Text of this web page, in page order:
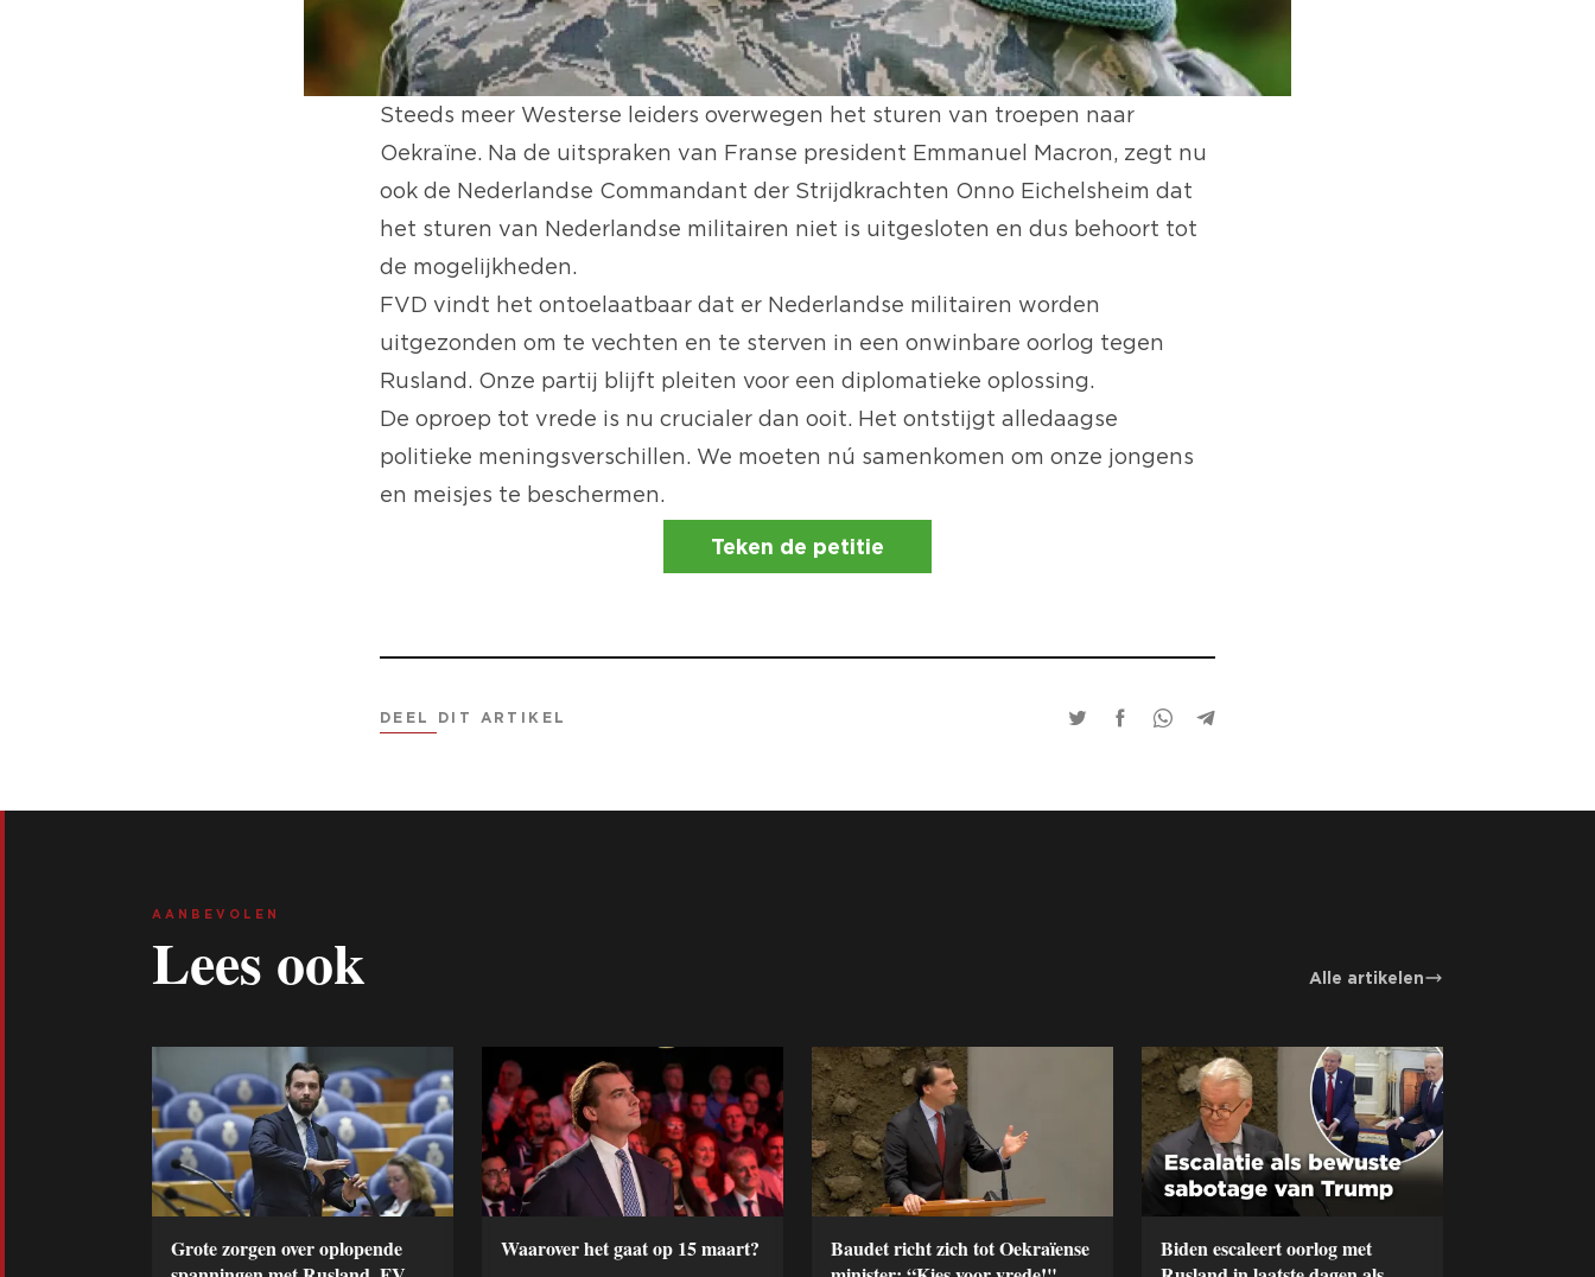
Steeds meer Westerse leiders overwegen het sturen van troepen naar
Oekraïne. Na de uitspraken van Franse president Emmanuel Macron, zegt nu
ook de Nederlandse Commandant der Strijdkrachten Onno Eichelsheim dat
het sturen van Nederlandse militairen niet is uitgesloten en dus behoort tot
de mogelijkheden.
FVD vindt het ontoelaatbaar dat er Nederlandse militairen worden
uitgezonden om te vechten en te sterven in een onwinbare oorlog tegen
Rusland. Onze partij blijft pleiten voor een diplomatieke oplossing.
De oproep tot vrede is nu crucialer dan ooit. Het ontstijgt alledaagse
politieke meningsverschillen. We moeten nú samenkomen om onze jongens
en meisjes te beschermen.
Teken de petitie
DEEL DIT ARTIKEL
AANBEVOLEN
Lees ook Alle artikelen
Grote zorgen over oplopende
Waarover het gaat op 15 maart?
Baudet richt zich tot Oekraïense
Biden escaleert oorlog met